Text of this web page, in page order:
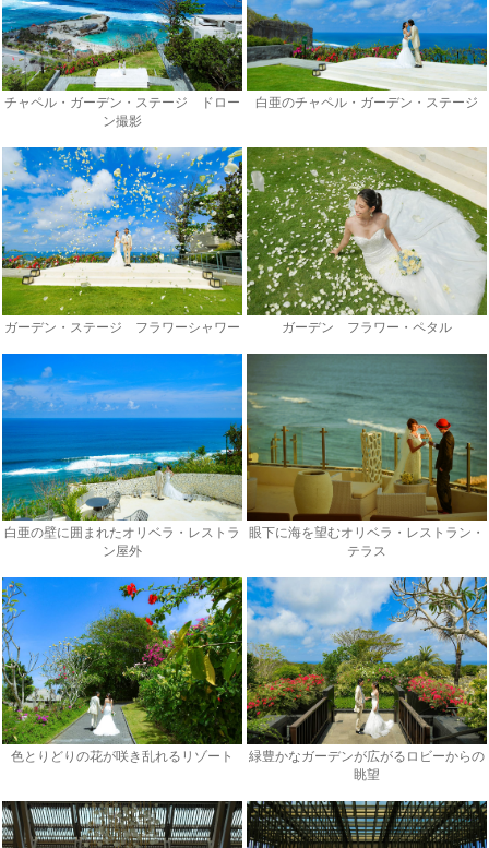
チャペル・ガーデン・ステージ ドロー
ン撮影
白亜のチャペル・ガーデン・ステージ
ガーデン・ステージ フラワーシャワー ガーデン フラワー・ペタル
白亜の壁に囲まれたオリベラ・レストラ
ン屋外
眼下に海を望むオリベラ・レストラン・
テラス
色とりどりの花が咲き乱れるリゾート
緑豊かなガーデンが広がるロビーからの
眺望